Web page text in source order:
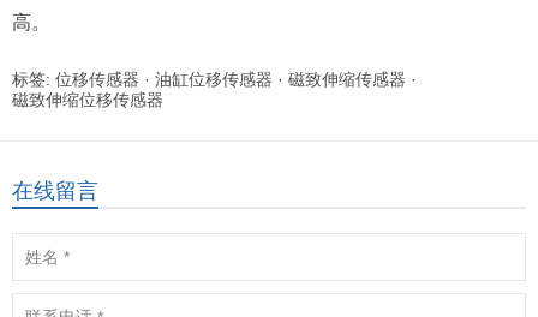
高。
标签: 位移传感器 · 油缸位移传感器 · 磁致伸缩传感器 ·
磁致伸缩位移传感器
在线留言